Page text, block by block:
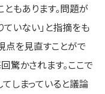
もあります。問題が
ていない」と指摘をも
点を見直すことがで
驚かされます。ここで
しまっていると議論